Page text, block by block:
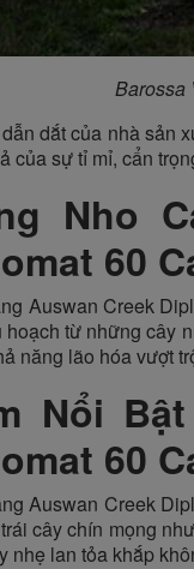
Barossa
dắt của nhà sản
của sự tỉ mỉ, cẩn
Nho
60
Auswan Creek
hoạch từ những cây
năng lão hóa vượt
Nổi
60
Auswan Creek
cây chín mọng
nhẹ lan tỏa khắp